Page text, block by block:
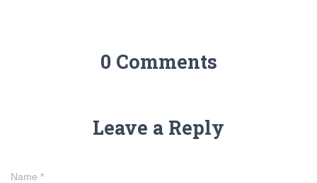
0 Comments
Leave a Reply
Name *